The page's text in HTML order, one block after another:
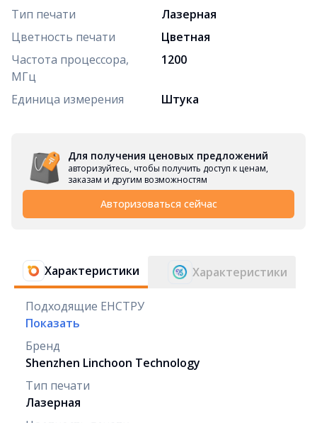
Тип печати
Лазерная
Цветность печати
Цветная
Частота процессора,
МГц
1200
Единица измерения Штука
Для получения ценовых предложений
авторизуйтесь, чтобы получить доступ к ценам,
заказам и другим возможностям
Авторизоваться сейчас
Характеристики Характеристики
Подходящие ЕНСТРУ
Показать
Бренд
Shenzhen Linchoon Technology
Тип печати
Лазерная